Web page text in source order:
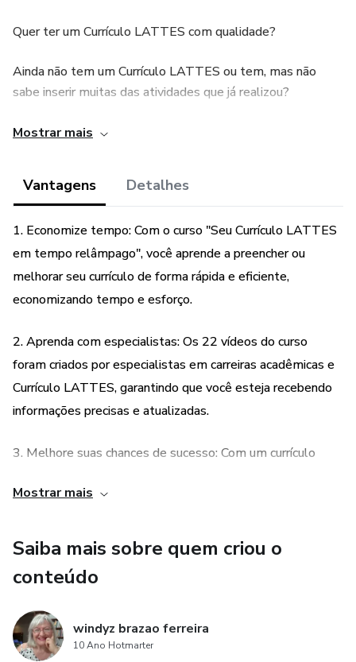
Quer ter um Currículo LATTES com qualidade?
Ainda não tem um Currículo LATTES ou tem, mas não
sabe inserir muitas das atividades que já realizou?
É estudante pré-universitário/a, universitário/a, professor/a
Saiba como preencher o Currículo Lattes corretamente.
Nunca se sabe quando vai precisar do Currículo Lattes no
Conquiste a tão sonhada carreira começando pelo seu
Currículo Lattes!
Confira os depoimentos de meus alunos e garanta já esse
Mostrar mais
Vantagens Detalhes
1. Economize tempo: Com o curso "Seu Currículo LATTES
em tempo relâmpago", você aprende a preencher ou
melhorar seu currículo de forma rápida e eficiente,
economizando tempo e esforço.
2. Aprenda com especialistas: Os 22 vídeos do curso
foram criados por especialistas em carreiras acadêmicas e
Currículo LATTES, garantindo que você esteja recebendo
informações precisas e atualizadas.
3. Melhore suas chances de sucesso: Com um currículo
sucesso em sua carreira acadêmica, seja como estudante,
4. Acesso vitalício: Você terá acesso vitalício ao curso, o
que significa que poderá revisitar o conteúdo sempre que
precisar atualizar seu currículo ou aprender novas técnicas.
5. Preço acessível: O curso está disponível por apenas
Mostrar mais
Saiba mais sobre quem criou o
conteúdo
windyz brazao ferreira
10 Ano Hotmarter